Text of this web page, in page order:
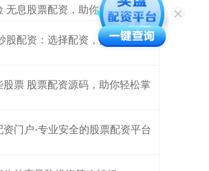
无息股票配资，助你轻松增值
股配资：选择配资，把握财富新
股票 股票配资源码，助你轻松掌
门户-专业安全的股票配资平台